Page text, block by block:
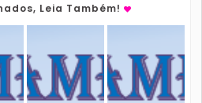
Leia Também!